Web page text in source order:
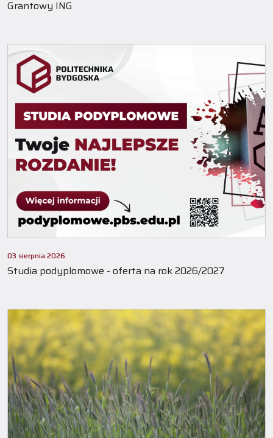
Grantowy ING
03 sierpnia 2026
Studia podyplomowe - oferta na rok 2026/2027